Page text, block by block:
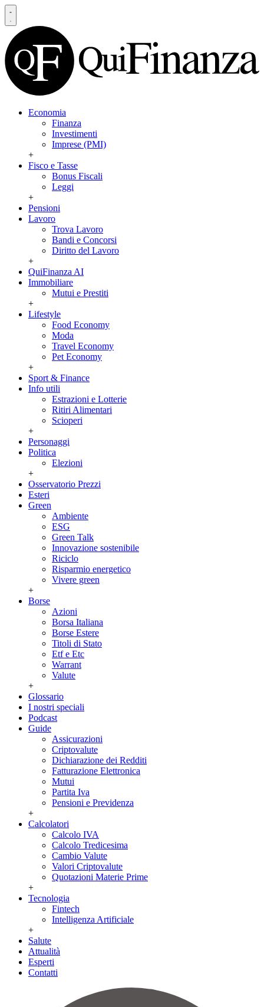
Economia
Finanza
Investimenti
Imprese (PMI)
+
Fisco e Tasse
Bonus Fiscali
Leggi
+
Pensioni
Lavoro
Trova Lavoro
Bandi e Concorsi
Diritto del Lavoro
+
QuiFinanza AI
Immobiliare
Mutui e Prestiti
+
Lifestyle
Food Economy
Moda
Travel Economy
Pet Economy
+
Sport & Finance
Info utili
Estrazioni e Lotterie
Ritiri Alimentari
Scioperi
+
Personaggi
Politica
Elezioni
+
Osservatorio Prezzi
Esteri
Green
Ambiente
ESG
Green Talk
Innovazione sostenibile
Riciclo
Risparmio energetico
Vivere green
+
Borse
Azioni
Borsa Italiana
Borse Estere
Titoli di Stato
Etf e Etc
Warrant
Valute
+
Glossario
I nostri speciali
Podcast
Guide
Assicurazioni
Criptovalute
Dichiarazione dei Redditi
Fatturazione Elettronica
Mutui
Partita Iva
Pensioni e Previdenza
+
Calcolatori
Calcolo IVA
Calcolo Tredicesima
Cambio Valute
Valori Criptovalute
Quotazioni Materie Prime
+
Tecnologia
Fintech
Intelligenza Artificiale
+
Salute
Attualità
Esperti
Contatti